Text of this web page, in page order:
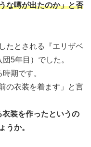
な噂が出たのか」と否
たとされる『エリザベ
5年目）でした。
期です。
の衣装を着ます」と言
装を作ったというの
うか。